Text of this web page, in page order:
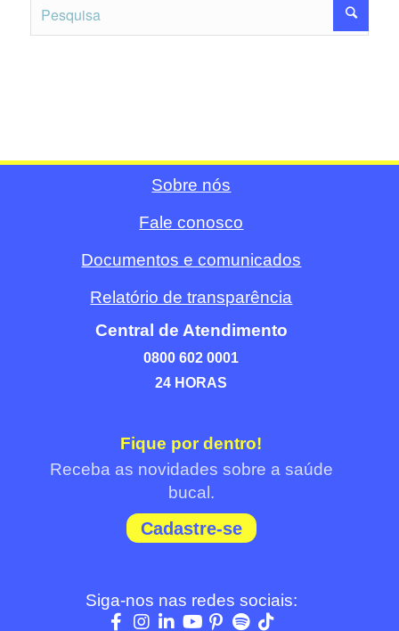
Sobre nós
Fale conosco
Documentos e comunicados
Relatório de transparência
Central de Atendimento
0800 602 0001
24 HORAS
Fique por dentro!
Receba as novidades sobre a saúde
bucal.
Cadastre-se
Siga-nos nas redes sociais: